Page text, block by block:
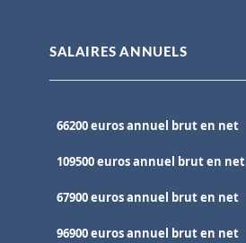
SALAIRES ANNUELS
66200 euros annuel brut en net
109500 euros annuel brut en net
67900 euros annuel brut en net
96900 euros annuel brut en net